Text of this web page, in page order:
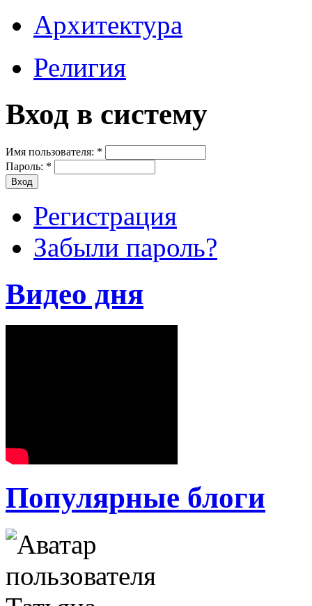
Архитектура
Религия
Вход в систему
Имя пользователя: *
Пароль: *
Регистрация
Забыли пароль?
Видео дня
Популярные блоги